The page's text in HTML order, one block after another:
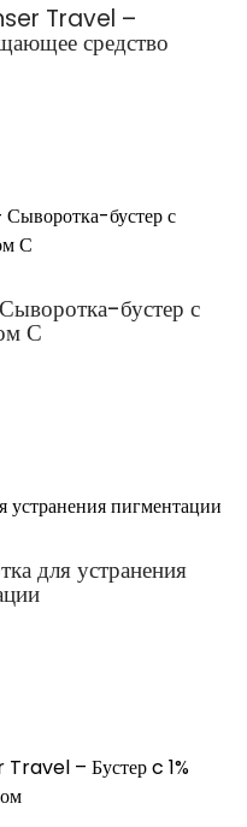
Travel –
средство
бустер с
С
для устранения